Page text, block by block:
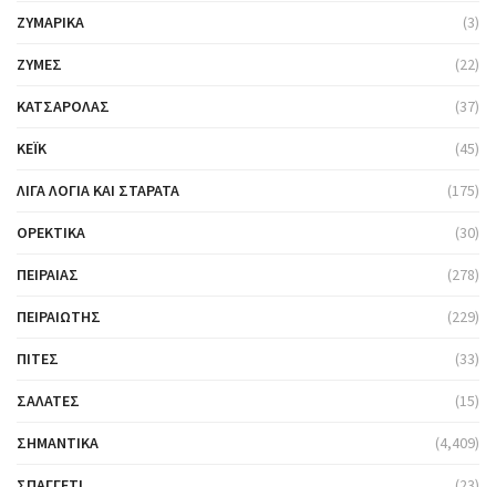
ΖΥΜΑΡΙΚΆ (3)
ΖΎΜΕΣ (22)
ΚΑΤΣΑΡΌΛΑΣ (37)
ΚΈΙΚ (45)
ΛΊΓΑ ΛΌΓΙΑ ΚΑΙ ΣΤΑΡΆΤΑ (175)
ΟΡΕΚΤΙΚΆ (30)
ΠΕΙΡΑΙΆΣ (278)
ΠΕΙΡΑΙΏΤΗΣ (229)
ΠΊΤΕΣ (33)
ΣΑΛΆΤΕΣ (15)
ΣΗΜΑΝΤΙΚΆ (4,409)